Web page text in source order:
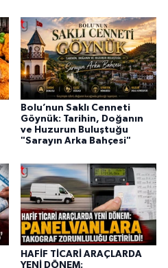
Bolu’nun Saklı Cenneti
Göynük: Tarihin, Doğanın
ve Huzurun Buluştuğu
"Sarayın Arka Bahçesi"
HAFİF TİCARİ ARAÇLARDA
YENİ DÖNEM: